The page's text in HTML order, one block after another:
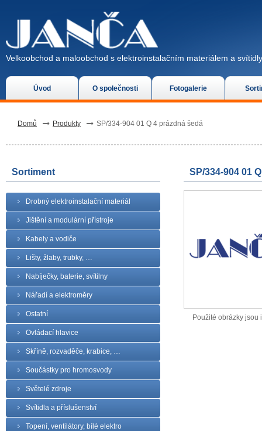
Úvod O společnosti Fotogalerie
Velkoobchod a maloobchod s elektroinstalačním materiálem a
Domů Produkty SP/334-904 01 Q 4 prázdná šedá
Sortiment
Drobný elektroinstalační materiál
Jištění a modulární přístroje
Kabely a vodiče
Lišty, žlaby, trubky, …
Nabíječky, baterie, svítilny
Nářadí a elektroměry
Ostatní
Ovládací hlavice
Skříně, rozvaděče, krabice, …
Součástky pro hromosvody
Světelé zdroje
Svítidla a příslušenství
Topení, ventilátory, bílé elektro
SP/334-904 01
Použité obrázky jsou